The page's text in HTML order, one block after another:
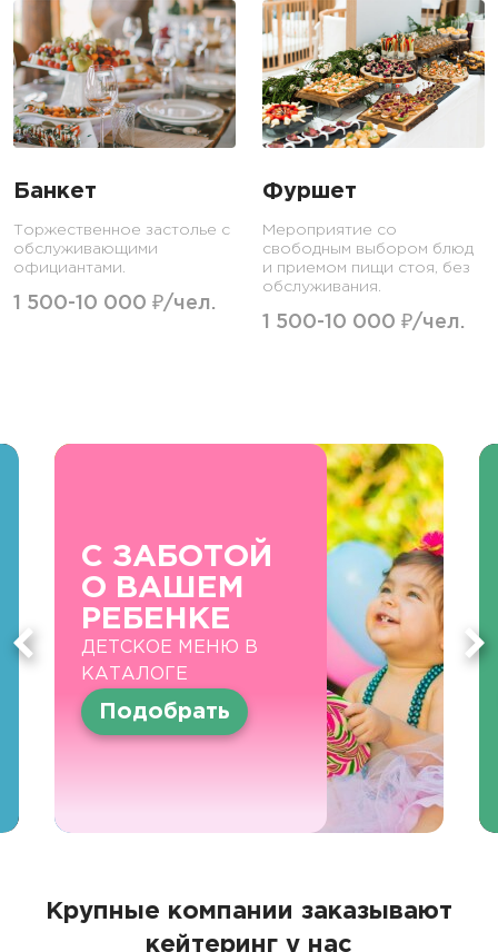
Банкет
Торжественное застолье с
обслуживающими
официантами.
1 500-10 000 ₽/чел.
Фуршет
Мероприятие со
свободным выбором блюд
и приемом пищи стоя, без
обслуживания.
1 500-10 000 ₽/чел.
С ЗАБОТОЙ
О ВАШЕМ
РЕБЕНКЕ
ДЕТСКОЕ МЕНЮ В
КАТАЛОГЕ
Подобрать
Крупные компании заказывают
кейтеринг у нас